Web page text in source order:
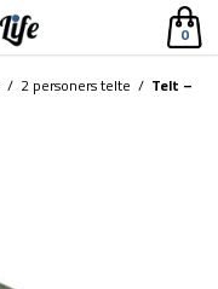
0
/ 2 personers telte / Telt –